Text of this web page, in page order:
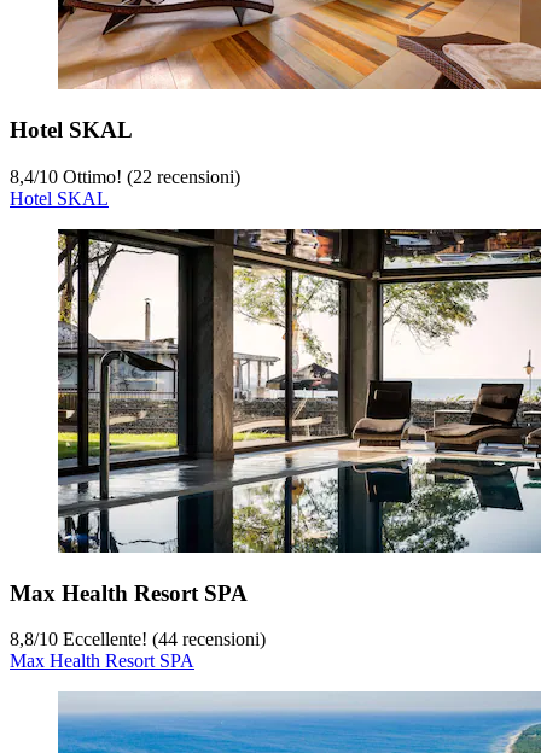
Hotel SKAL
8,4/10 Ottimo! (22 recensioni)
Hotel SKAL
Max Health Resort SPA
8,8/10 Eccellente! (44 recensioni)
Max Health Resort SPA